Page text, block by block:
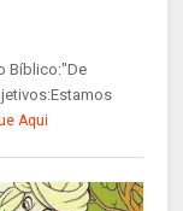
Bíblico:"De
Aqui